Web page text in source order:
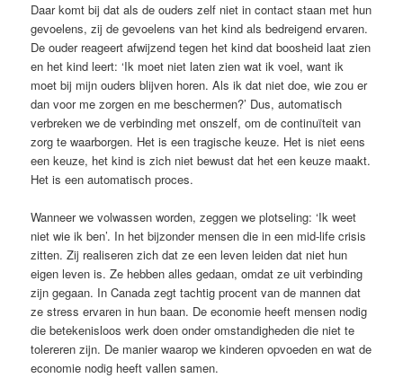
Daar komt bij dat als de ouders zelf niet in contact staan met hun
gevoelens, zij de gevoelens van het kind als bedreigend ervaren.
De ouder reageert afwijzend tegen het kind dat boosheid laat zien
en het kind leert: ‘Ik moet niet laten zien wat ik voel, want ik
moet bij mijn ouders blijven horen. Als ik dat niet doe, wie zou er
dan voor me zorgen en me beschermen?’ Dus, automatisch
verbreken we de verbinding met onszelf, om de continuïteit van
zorg te waarborgen. Het is een tragische keuze. Het is niet eens
een keuze, het kind is zich niet bewust dat het een keuze maakt.
Het is een automatisch proces.
Wanneer we volwassen worden, zeggen we plotseling: ‘Ik weet
niet wie ik ben’. In het bijzonder mensen die in een mid-life crisis
zitten. Zij realiseren zich dat ze een leven leiden dat niet hun
eigen leven is. Ze hebben alles gedaan, omdat ze uit verbinding
zijn gegaan. In Canada zegt tachtig procent van de mannen dat
ze stress ervaren in hun baan. De economie heeft mensen nodig
die betekenisloos werk doen onder omstandigheden die niet te
tolereren zijn. De manier waarop we kinderen opvoeden en wat de
economie nodig heeft vallen samen.